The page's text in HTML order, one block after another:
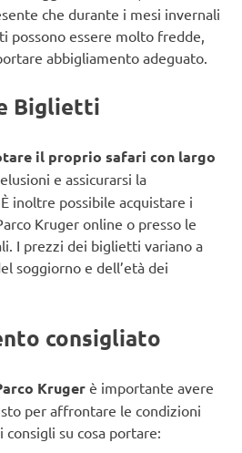
che durante i mesi invernali
possono essere molto fredde,
abbigliamento adeguato.
Biglietti
il proprio safari con largo
e assicurarsi la
inoltre possibile acquistare i
Kruger online o presso le
I prezzi dei biglietti variano a
soggiorno e dell’età dei
consigliato
Kruger è importante avere
per affrontare le condizioni
consigli su cosa portare: